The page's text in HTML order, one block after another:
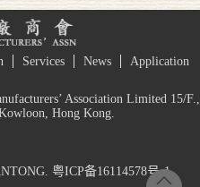
Services News
Application
Association Limited 15/F.,
Hong Kong.
粤ICP备16114578号-1